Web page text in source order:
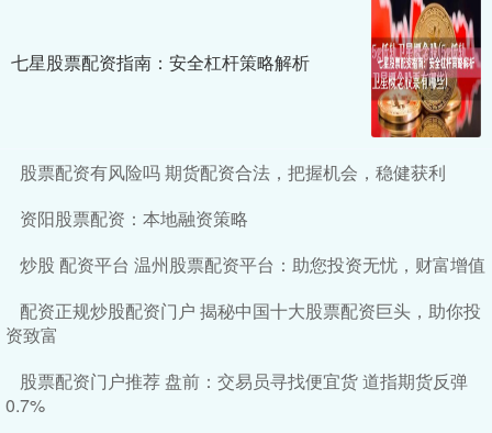
七星股票配资指南：安全杠杆策略解析
股票配资有风险吗 期货配资合法，把握机会，稳健获利
资阳股票配资：本地融资策略
炒股 配资平台 温州股票配资平台：助您投资无忧，财富增值
配资正规炒股配资门户 揭秘中国十大股票配资巨头，助你投
资致富
股票配资门户推荐 盘前：交易员寻找便宜货 道指期货反弹
0.7%